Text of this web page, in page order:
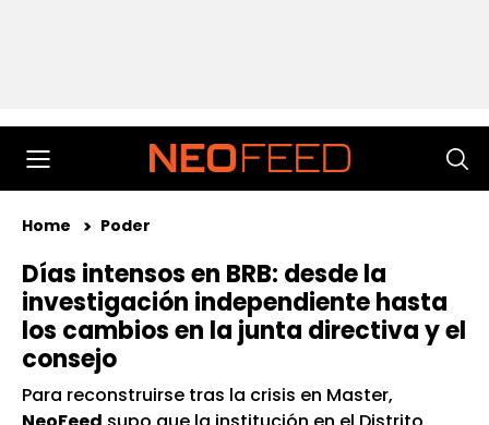
Home Poder
Días intensos en BRB: desde la
investigación independiente hasta
los cambios en la junta directiva y el
consejo
Para reconstruirse tras la crisis en Master,